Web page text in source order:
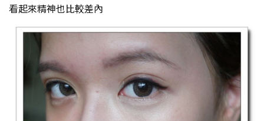
看起來精神也比較差內